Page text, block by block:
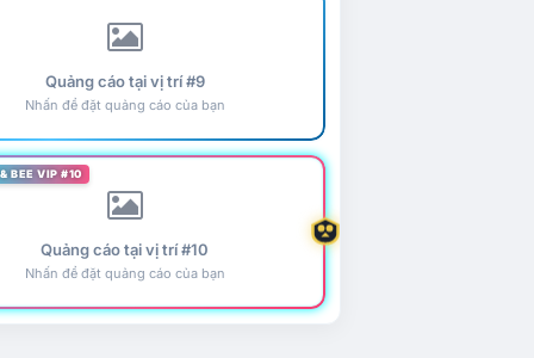
Quảng cáo tại vị trí #9
Nhấn để đặt quảng cáo của bạn
BEE VIP #10
Quảng cáo tại vị trí #10
Nhấn để đặt quảng cáo của bạn